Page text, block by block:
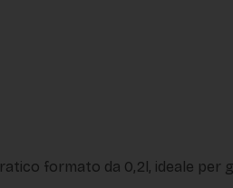
formato da 0,2l, ideale